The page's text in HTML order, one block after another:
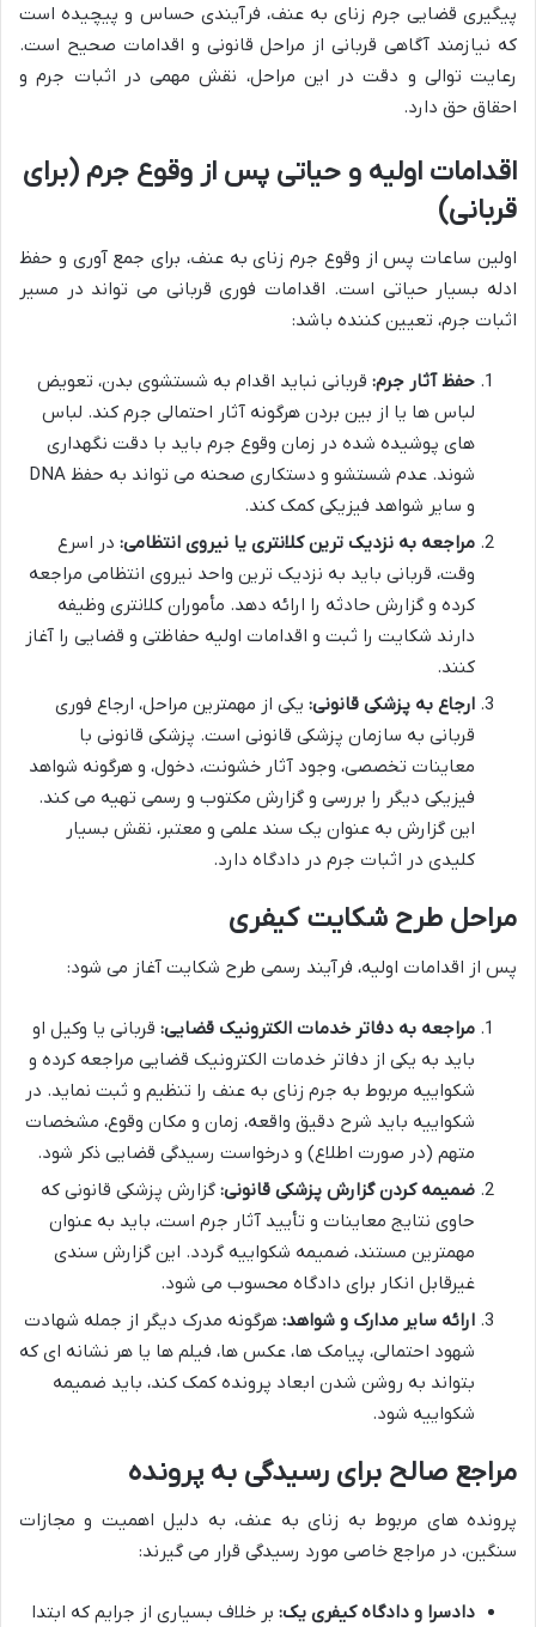
پیگیری قضایی جرم زنای به عنف، فرآیندی حساس و پیچیده است
که نیازمند آگاهی قربانی از مراحل قانونی و اقدامات صحیح است.
رعایت توالی و دقت در این مراحل، نقش مهمی در اثبات جرم و
احقاق حق دارد.
اقدامات اولیه و حیاتی پس از وقوع جرم (برای
قربانی)
اولین ساعات پس از وقوع جرم زنای به عنف، برای جمع آوری و حفظ
ادله بسیار حیاتی است. اقدامات فوری قربانی می تواند در مسیر
اثبات جرم، تعیین کننده باشد:
حفظ آثار جرم: قربانی نباید اقدام به شستشوی بدن، تعویض
لباس ها یا از بین بردن هرگونه آثار احتمالی جرم کند. لباس
های پوشیده شده در زمان وقوع جرم باید با دقت نگهداری
شوند. عدم شستشو و دستکاری صحنه می تواند به حفظ DNA
و سایر شواهد فیزیکی کمک کند.
مراجعه به نزدیک ترین کلانتری یا نیروی انتظامی: در اسرع
وقت، قربانی باید به نزدیک ترین واحد نیروی انتظامی مراجعه
کرده و گزارش حادثه را ارائه دهد. مأموران کلانتری وظیفه
دارند شکایت را ثبت و اقدامات اولیه حفاظتی و قضایی را آغاز
کنند.
ارجاع به پزشکی قانونی: یکی از مهمترین مراحل، ارجاع فوری
قربانی به سازمان پزشکی قانونی است. پزشکی قانونی با
معاینات تخصصی، وجود آثار خشونت، دخول، و هرگونه شواهد
فیزیکی دیگر را بررسی و گزارش مکتوب و رسمی تهیه می کند.
این گزارش به عنوان یک سند علمی و معتبر، نقش بسیار
کلیدی در اثبات جرم در دادگاه دارد.
مراحل طرح شکایت کیفری
پس از اقدامات اولیه، فرآیند رسمی طرح شکایت آغاز می شود:
مراجعه به دفاتر خدمات الکترونیک قضایی: قربانی یا وکیل او
باید به یکی از دفاتر خدمات الکترونیک قضایی مراجعه کرده و
شکواییه مربوط به جرم زنای به عنف را تنظیم و ثبت نماید. در
شکواییه باید شرح دقیق واقعه، زمان و مکان وقوع، مشخصات
متهم (در صورت اطلاع) و درخواست رسیدگی قضایی ذکر شود.
ضمیمه کردن گزارش پزشکی قانونی: گزارش پزشکی قانونی که
حاوی نتایج معاینات و تأیید آثار جرم است، باید به عنوان
مهمترین مستند، ضمیمه شکواییه گردد. این گزارش سندی
غیرقابل انکار برای دادگاه محسوب می شود.
ارائه سایر مدارک و شواهد: هرگونه مدرک دیگر از جمله شهادت
شهود احتمالی، پیامک ها، عکس ها، فیلم ها یا هر نشانه ای که
بتواند به روشن شدن ابعاد پرونده کمک کند، باید ضمیمه
شکواییه شود.
مراجع صالح برای رسیدگی به پرونده
پرونده های مربوط به زنای به عنف، به دلیل اهمیت و مجازات
سنگین، در مراجع خاصی مورد رسیدگی قرار می گیرند:
دادسرا و دادگاه کیفری یک: بر خلاف بسیاری از جرایم که ابتدا